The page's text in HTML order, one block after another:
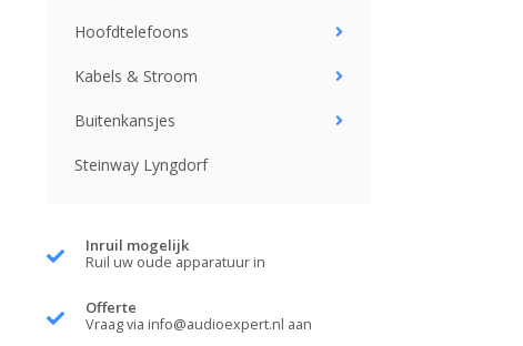
Hoofdtelefoons
Kabels & Stroom
Buitenkansjes
Steinway Lyngdorf
Inruil mogelijk
Ruil uw oude apparatuur in
Offerte
Vraag via info@audioexpert.nl aan